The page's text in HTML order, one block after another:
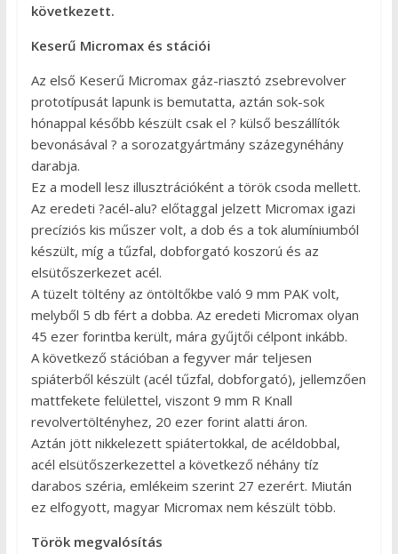
következett.
Keserű Micromax és stációi
Az első Keserű Micromax gáz-riasztó zsebrevolver
prototípusát lapunk is bemutatta, aztán sok-sok
hónappal később készült csak el ? külső beszállítók
bevonásával ? a sorozatgyártmány százegynéhány
darabja.
Ez a modell lesz illusztrációként a török csoda mellett.
Az eredeti ?acél-alu? előtaggal jelzett Micromax igazi
precíziós kis műszer volt, a dob és a tok alumíniumból
készült, míg a tűzfal, dobforgató koszorú és az
elsütőszerkezet acél.
A tüzelt töltény az öntöltőkbe való 9 mm PAK volt,
melyből 5 db fért a dobba. Az eredeti Micromax olyan
45 ezer forintba került, mára gyűjtői célpont inkább.
A következő stációban a fegyver már teljesen
spiáterből készült (acél tűzfal, dobforgató), jellemzően
mattfekete felülettel, viszont 9 mm R Knall
revolvertöltényhez, 20 ezer forint alatti áron.
Aztán jött nikkelezett spiátertokkal, de acéldobbal,
acél elsütőszerkezettel a következő néhány tíz
darabos széria, emlékeim szerint 27 ezerért. Miután
ez elfogyott, magyar Micromax nem készült több.
Török megvalósítás